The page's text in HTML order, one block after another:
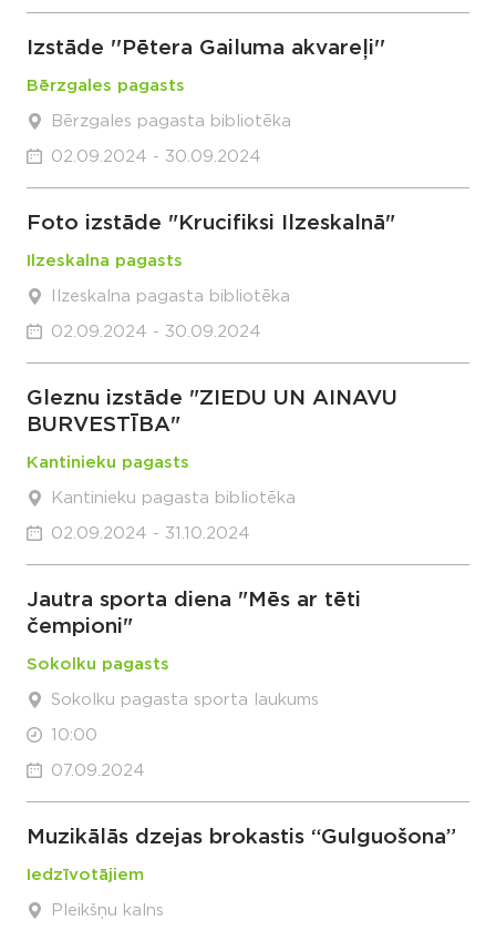
Izstāde ''Pētera Gailuma akvareļi''
Bērzgales pagasts
Bērzgales pagasta bibliotēka
02.09.2024 - 30.09.2024
Foto izstāde "Krucifiksi Ilzeskalnā"
Ilzeskalna pagasts
Ilzeskalna pagasta bibliotēka
02.09.2024 - 30.09.2024
Gleznu izstāde "ZIEDU UN AINAVU
BURVESTĪBA"
Kantinieku pagasts
Kantinieku pagasta bibliotēka
02.09.2024 - 31.10.2024
Jautra sporta diena "Mēs ar tēti
čempioni"
Sokolku pagasts
Sokolku pagasta sporta laukums
10:00
07.09.2024
Muzikālās dzejas brokastis “Gulguošona”
Iedzīvotājiem
Pleikšņu kalns